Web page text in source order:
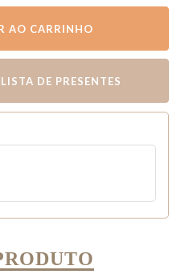
AO CARRINHO
DE PRESENTES